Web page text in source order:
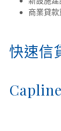
商業貸款
快速信